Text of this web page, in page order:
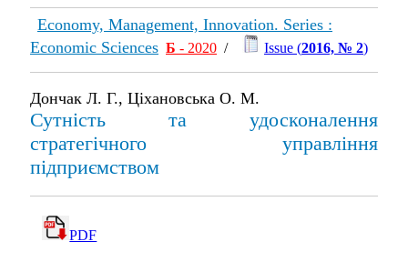
Economy, Management, Innovation. Series :
Economic Sciences Б - 2020 / Issue (2016, № 2)
Дончак Л. Г., Ціхановська О. М.
Сутність та удосконалення
стратегічного управління
підприємством
PDF